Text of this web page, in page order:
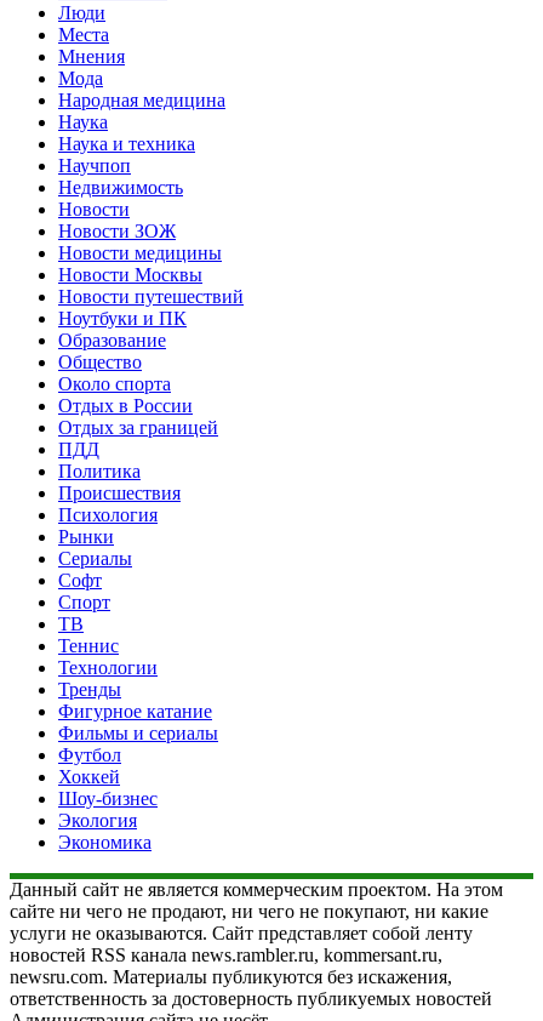
Люди
Места
Мнения
Мода
Народная медицина
Наука
Наука и техника
Научпоп
Недвижимость
Новости
Новости ЗОЖ
Новости медицины
Новости Москвы
Новости путешествий
Ноутбуки и ПК
Образование
Общество
Около спорта
Отдых в России
Отдых за границей
ПДД
Политика
Происшествия
Психология
Рынки
Сериалы
Софт
Спорт
ТВ
Теннис
Технологии
Тренды
Фигурное катание
Фильмы и сериалы
Футбол
Хоккей
Шоу-бизнес
Экология
Экономика
Данный сайт не является коммерческим проектом. На этом
сайте ни чего не продают, ни чего не покупают, ни какие
услуги не оказываются. Сайт представляет собой ленту
новостей RSS канала news.rambler.ru, kommersant.ru,
newsru.com. Материалы публикуются без искажения,
ответственность за достоверность публикуемых новостей